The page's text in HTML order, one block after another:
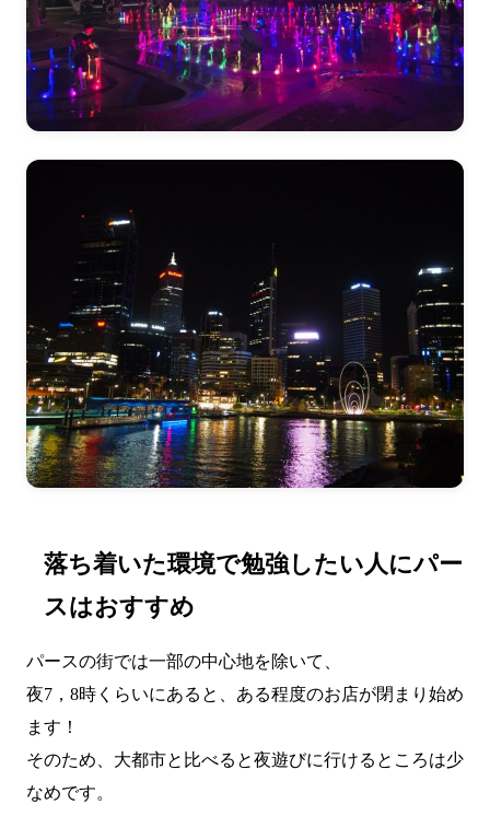
落ち着いた環境で勉強したい人にパー
スはおすすめ
パースの街では一部の中心地を除いて、
夜7，8時くらいにあると、ある程度のお店が閉まり始め
ます！
そのため、大都市と比べると夜遊びに行けるところは少
なめです。